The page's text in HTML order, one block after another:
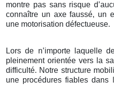
montre pas sans risque
connaître un axe faussé, un
une motorisation défectueuse.
Lors de n’importe laquelle
pleinement orientée vers la
difficulté. Notre structure
une procédures fiables dans